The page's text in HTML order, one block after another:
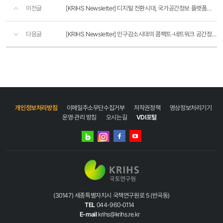
이전글 [KRIHS Newsletter] 디지털 전환시대, 국가공간정보 플랫폼의 새로운 도약
다음글 [KRIHS Newsletter] 인구감소시대의 콤팩트-네트워크 공간정책 시뮬레이션 모형 개발과 활용방안
개인정보처리방침 이메일주소무단수집거부 저작권정책
영상정보처리기기
운영·관리 방침
오시는길 VDI포털
네이버
인스타그램
(30147) 세종특별자치시 국책연구원로 5 (반곡동)
TEL 044-960-0114
E-mail krihs@krihs.re.kr